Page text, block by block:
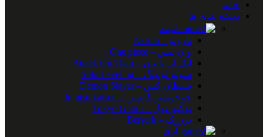
خانه
دسته بندی ها
انیمه
ناروتو – Naruto
وان پیس – One piece
اتک آن تایتان – Attack On Titan
سولو لولینگ – Solo Leveling
شیطان کش – Demon Slayer
جوجوتسو کایسن – Jujutsu kaisen
توکیو غول – Tokyo Ghoul
برزرک – Berserk
بازی